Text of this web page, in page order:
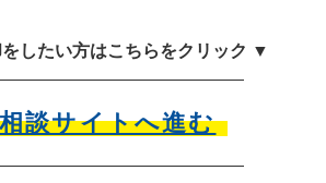
したい方はこちらをクリック ▼
談サイトへ進む